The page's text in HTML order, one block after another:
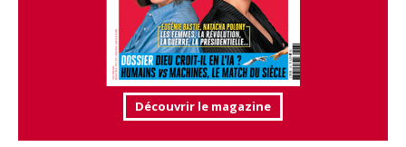
Découvrir le magazine